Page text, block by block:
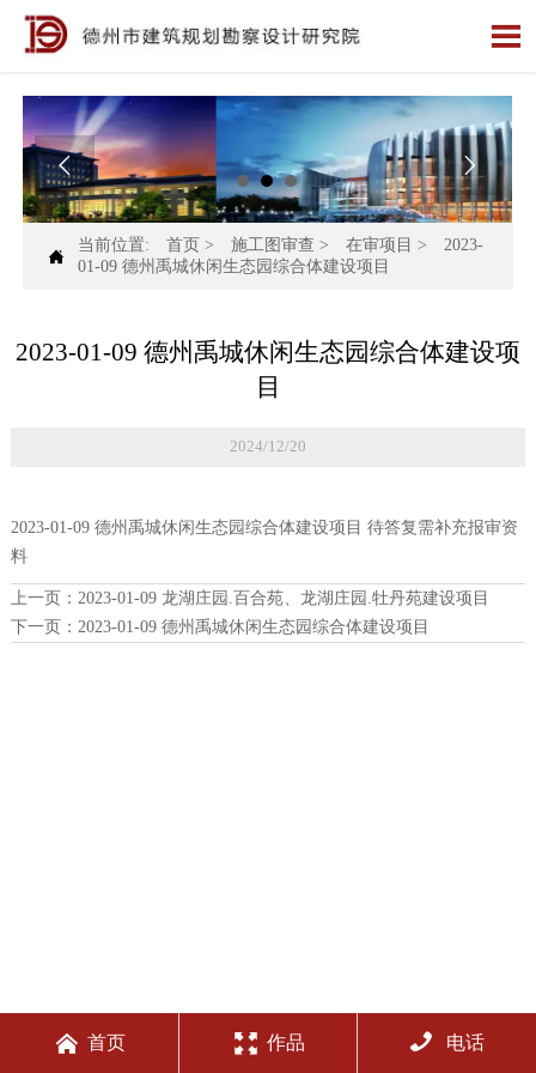

 

当前位置: 首页 > 施工图审查 > 在审项目 >
2023-
01-09 德州禹城休闲生态园综合体建设项目
2023-01-09 德州禹城休闲生态园综合体建设项
目
2024/12/20
2023-01-09 德州禹城休闲生态园综合体建设项目 待答复需补充报审资
料
上一页： 2023-01-09 龙湖庄园.百合苑、龙湖庄园.牡丹苑建设项目
下一页： 2023-01-09 德州禹城休闲生态园综合体建设项目
 首页  作品  电话